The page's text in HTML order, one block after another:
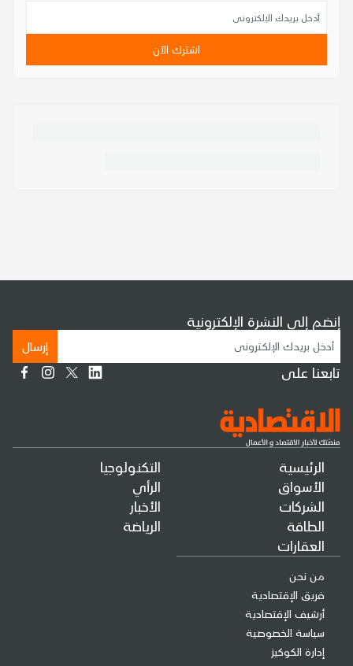
اشترك الآن
الرئيسية
الأسواق
الشركات
الطاقة
العقارات
التكنولوجيا
الرأي
الأخبار
الرياضة
من نحن
فريق الإقتصادية
أرشيف الإقتصادية
سياسة الخصوصية
إدارة الكوكيز
إنضم إلى النشرة الإلكترونية
إرسال
تابعنا على